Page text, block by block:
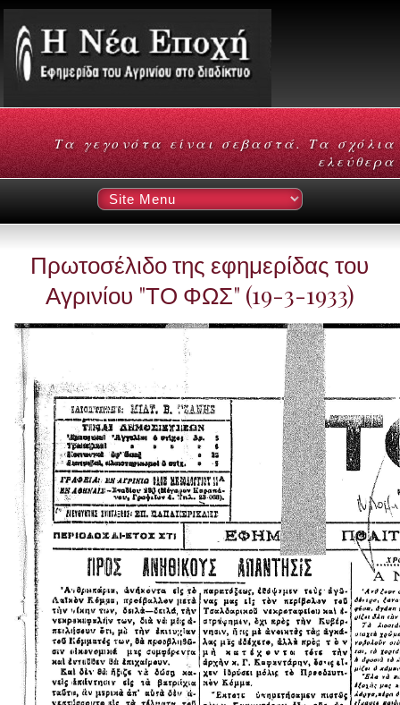
Τα γεγονότα είναι σεβαστά. Τα σχόλια
ελεύθερα
Πρωτοσέλιδο της εφημερίδας του
Αγρινίου "ΤΟ ΦΩΣ" (19-3-1933)